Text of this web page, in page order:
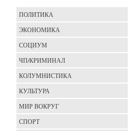
ПОЛИТИКА
ЭКОНОМИКА
СОЦИУМ
ЧП/КРИМИНАЛ
КОЛУМНИСТИКА
КУЛЬТУРА
МИР ВОКРУГ
СПОРТ